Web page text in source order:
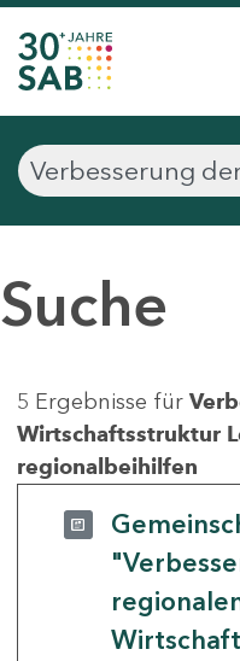
Suche
5 Ergebnisse für
Wirtschaftsstruktur
regionalbeihilfen